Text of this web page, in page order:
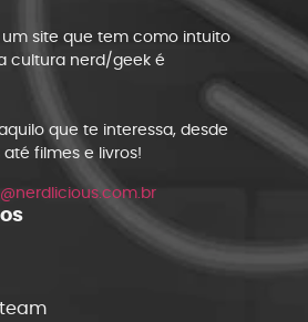
um site que tem como intuito
cultura nerd/geek é
que te interessa, desde
filmes e livros!